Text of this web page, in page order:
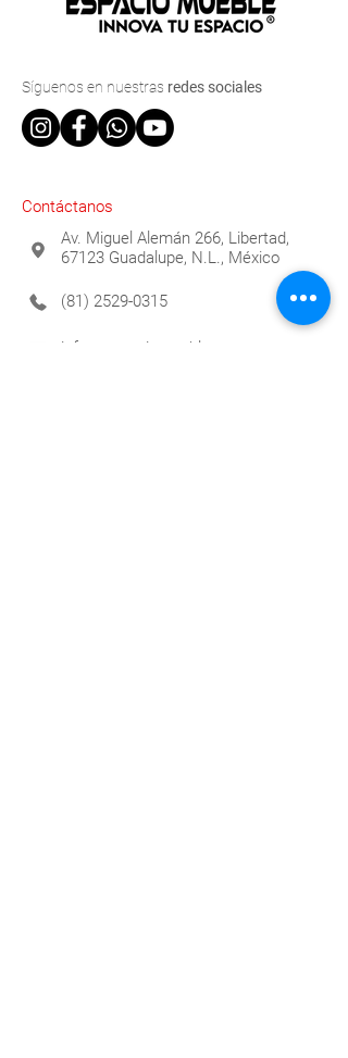
Síguenos en nuestras redes sociales
Contáctanos
Av. Miguel Alemán 266, Libertad,
67123 Guadalupe, N.L., México
(81) 2529-0315
info@espaciomueble.com.mx